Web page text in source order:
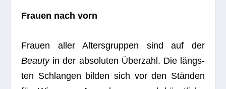
Frauen nach vorn
Frauen aller Alters­grup­pen sind auf der
Beautyin der abso­lu­ten Über­zahl. Die längs­
ten Schlan­gen bil­den sich vor den Stän­den